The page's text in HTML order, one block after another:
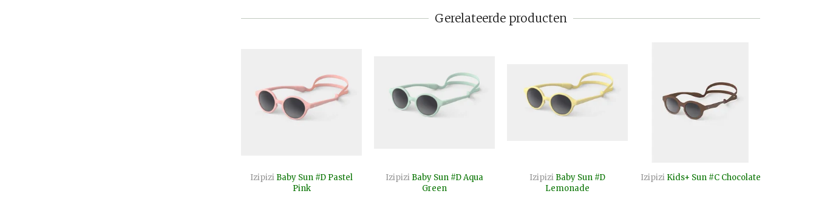
Gerelateerde producten
Izipizi Baby Sun #D Pastel
Pink
Izipizi Baby Sun #D Aqua
Green
Izipizi Baby Sun #D
Lemonade
Izipizi Kids+ Sun #C Chocolate